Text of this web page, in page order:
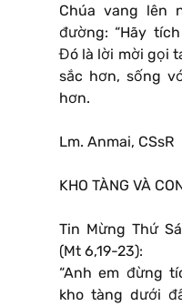
Chúa vang lên
đường: “Hãy
Đó là lời mời gọi
sắc hơn, sống
hơn.
Lm. Anmai, CSsR
KHO TÀNG VÀ
Tin Mừng Thứ
(Mt 6,19-23):
“Anh em đừng
kho tàng dưới